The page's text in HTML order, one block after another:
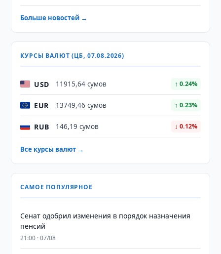
Больше новостей →
КУРСЫ ВАЛЮТ (ЦБ, 07.08.2026)
USD 11915,64 сумов ↑ 0.24%
EUR 13749,46 сумов ↑ 0.23%
RUB 146,19 сумов ↓ 0.12%
Все курсы валют →
САМОЕ ПОПУЛЯРНОЕ
Сенат одобрил изменения в порядок назначения
пенсий
21:00 · 07/08